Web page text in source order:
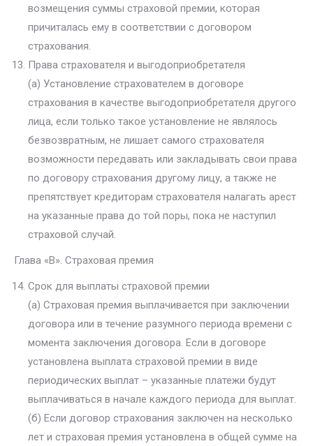
возмещения суммы страховой премии, которая
причиталась ему в соответствии с договором
страхования.
Права страхователя и выгодоприобретателя
(а) Установление страхователем в договоре
страхования в качестве выгодоприобретателя другого
лица, если только такое установление не являлось
безвозвратным, не лишает самого страхователя
возможности передавать или закладывать свои права
по договору страхования другому лицу, а также не
препятствует кредиторам страхователя налагать арест
на указанные права до той поры, пока не наступил
страховой случай.
Глава «В». Страховая премия
Срок для выплаты страховой премии
(а) Страховая премия выплачивается при заключении
договора или в течение разумного периода времени с
момента заключения договора. Если в договоре
установлена выплата страховой премии в виде
периодических выплат – указанные платежи будут
выплачиваться в начале каждого периода для выплат.
(б) Если договор страхования заключен на несколько
лет и страховая премия установлена в общей сумме на